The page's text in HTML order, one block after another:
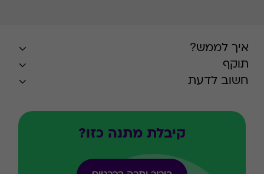
איך לממש?
תוקף
חשוב לדעת
קיבלת מתנה כזו?